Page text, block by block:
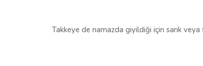
Takkeye de namazda giyildiği için sarık veya